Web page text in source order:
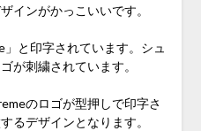
インがかっこいいです。
」と印字されています。シュ
が刺繍されています。
のロゴが型押しで印字さ
るデザインとなります。